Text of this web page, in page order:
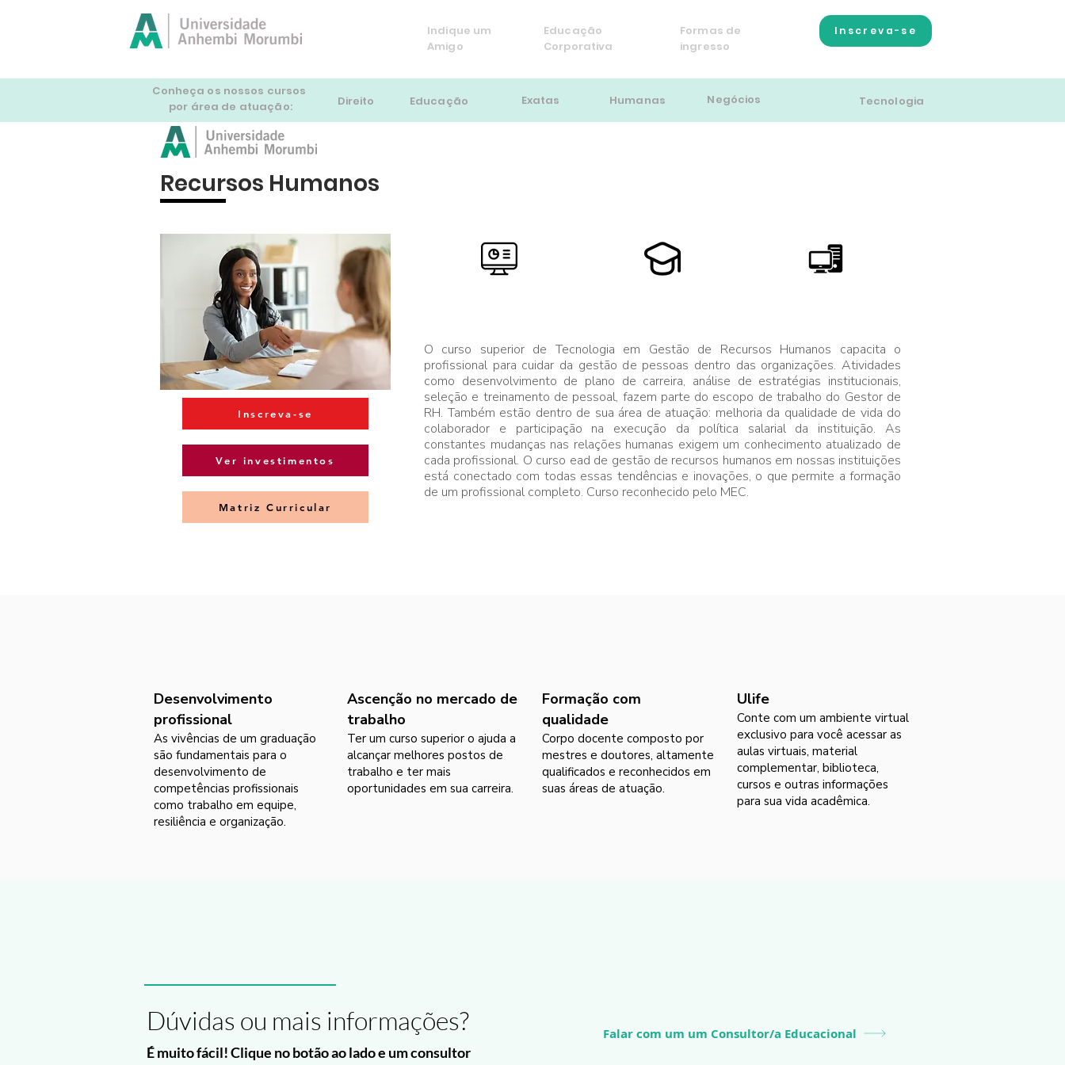
Inscreva-se
Indique um
Amigo
Educação
Corporativa
Formas de
ingresso
Conheça os nossos cursos
por área de atuação:
Direito Educação Exatas Humanas Negócios Tecnologia
Recursos Humanos
Inscreva-se
Ver investimentos
Matriz Curricular
O curso superior de Tecnologia em Gestão de Recursos Humanos capacita o
profissional para cuidar da gestão de pessoas dentro das organizações. Atividades
como desenvolvimento de plano de carreira, análise de estratégias institucionais,
seleção e treinamento de pessoal, fazem parte do escopo de trabalho do Gestor de
RH. Também estão dentro de sua área de atuação: melhoria da qualidade de vida do
colaborador e participação na execução da política salarial da instituição. As
constantes mudanças nas relações humanas exigem um conhecimento atualizado de
cada profissional. O curso ead de gestão de recursos humanos em nossas instituições
está conectado com todas essas tendências e inovações, o que permite a formação
de um profissional completo. Curso reconhecido pelo MEC.
Desenvolvimento
profissional
As vivências de um graduação
são fundamentais para o
desenvolvimento de
competências profissionais
como trabalho em equipe,
resiliência e organização.
Ascenção no mercado de
trabalho
Ter um curso superior o ajuda a
alcançar melhores postos de
trabalho e ter mais
oportunidades em sua carreira.
Formação com
qualidade
Corpo docente composto por
mestres e doutores, altamente
qualificados e reconhecidos em
suas áreas de atuação.
Ulife
Conte com um ambiente virtual
exclusivo para você acessar as
aulas virtuais, material
complementar, biblioteca,
cursos e outras informações
para sua vida acadêmica.
Dúvidas ou mais informações?
É muito fácil! Clique no botão ao lado e um consultor
Falar com um um Consultor/a Educacional